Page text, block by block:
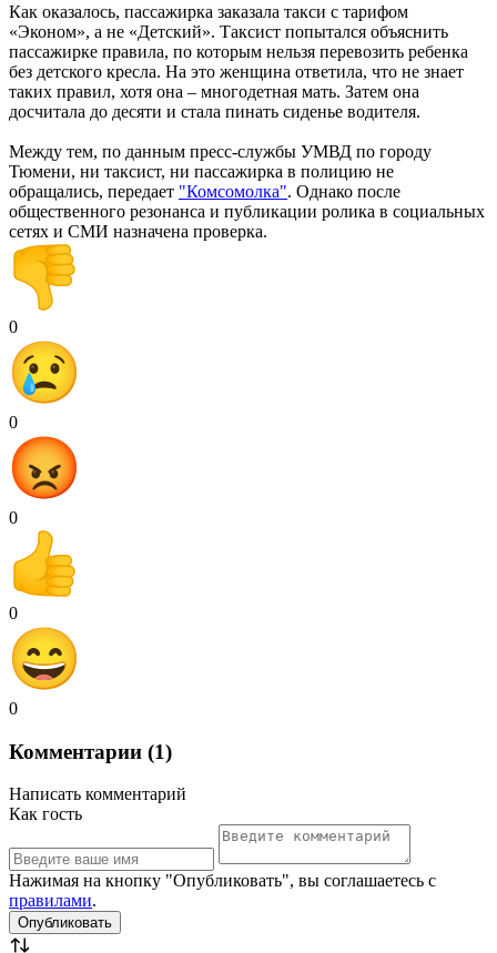
Как оказалось, пассажирка заказала такси с тарифом
«Эконом», а не «Детский». Таксист попытался объяснить
пассажирке правила, по которым нельзя перевозить ребенка
без детского кресла. На это женщина ответила, что не знает
таких правил, хотя она – многодетная мать. Затем она
досчитала до десяти и стала пинать сиденье водителя.
Между тем, по данным пресс-службы УМВД по городу
Тюмени, ни таксист, ни пассажирка в полицию не
обращались, передает "Комсомолка". Однако после
общественного резонанса и публикации ролика в социальных
сетях и СМИ назначена проверка.
0
0
0
0
0
Комментарии (1)
Написать комментарий
Как гость
Нажимая на кнопку "Опубликовать", вы соглашаетесь с
правилами.